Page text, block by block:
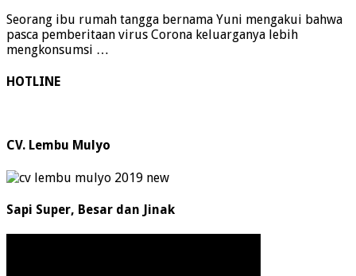
Seorang ibu rumah tangga bernama Yuni mengakui bahwa
pasca pemberitaan virus Corona keluarganya lebih
mengkonsumsi …
HOTLINE
CV. Lembu Mulyo
Sapi Super, Besar dan Jinak